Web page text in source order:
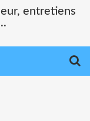
entretiens